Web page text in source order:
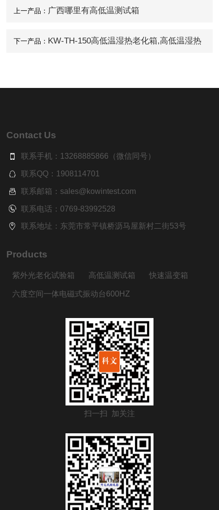
上一产品： 广西哪里有高低温测试箱
下一产品： KW-TH-150高低温湿热老化箱,高低温湿热
Contact Us
联系手机：13268885866（微信同号）
联系QQ：1908114701
联系邮箱：sales@kowintest.com
联系电话：0769-83992528
联系地址：东莞市常平镇桥沥马屋新村二街53号
Products
紫外光老化试验箱 高低温测试箱 快速温变箱
六度空间一体电磁式振动台600HZ
扫一扫 加关注